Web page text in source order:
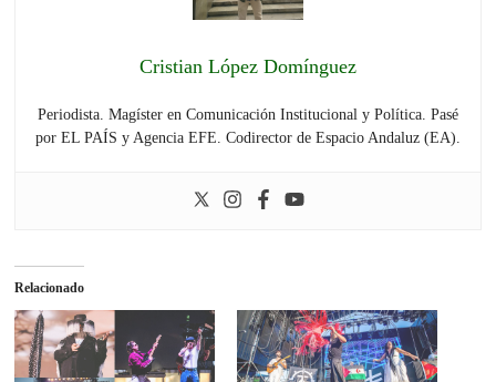
Cristian López Domínguez
Periodista. Magíster en Comunicación Institucional y Política. Pasé
por EL PAÍS y Agencia EFE. Codirector de Espacio Andaluz (EA).
Relacionado